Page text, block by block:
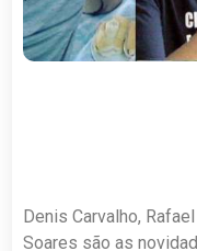
Denis Carvalho,
Soares são as